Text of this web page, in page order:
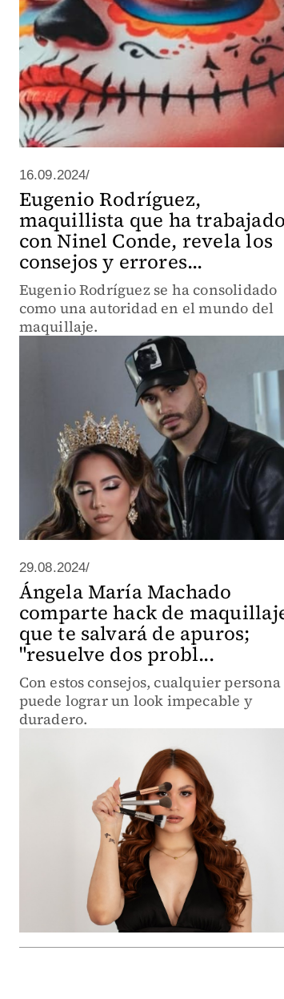
16.09.2024/
Eugenio Rodríguez,
maquillista que ha trabajado
con Ninel Conde, revela los
consejos y errores...
Eugenio Rodríguez se ha consolidado
como una autoridad en el mundo del
maquillaje.
29.08.2024/
Ángela María Machado
comparte hack de
que te salvará de apuros;
"resuelve dos probl...
Con estos consejos, cualquier persona
puede lograr un look impecable y
duradero.